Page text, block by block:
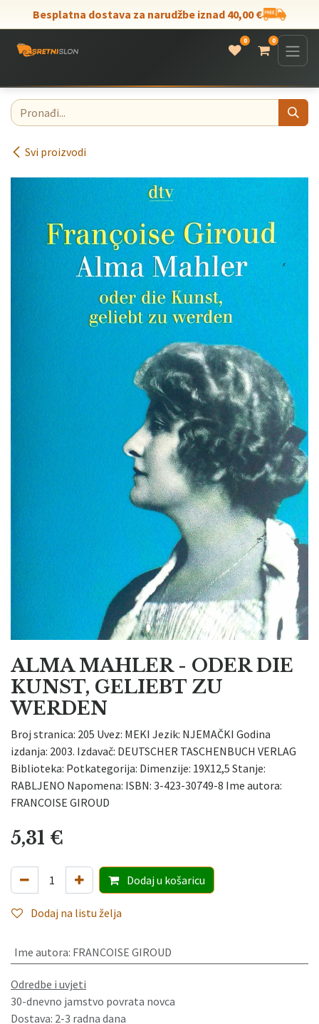
Skip to Content
Besplatna dostava za narudžbe iznad 40,00 €
0 0
Svi proizvodi
ALMA MAHLER - ODER DIE
KUNST, GELIEBT ZU
WERDEN
Broj stranica: 205 Uvez: MEKI Jezik: NJEMAČKI Godina
izdanja: 2003. Izdavač: DEUTSCHER TASCHENBUCH VERLAG
Biblioteka: Potkategorija: Dimenzije: 19X12,5 Stanje:
RABLJENO Napomena: ISBN: 3-423-30749-8 Ime autora:
FRANCOISE GIROUD
5,31 €
Dodaju košaricu
Dodaj na listu želja
Ime autora: FRANCOISE GIROUD
Odredbe i uvjeti
30-dnevno jamstvo povrata novca
Dostava: 2-3 radna dana